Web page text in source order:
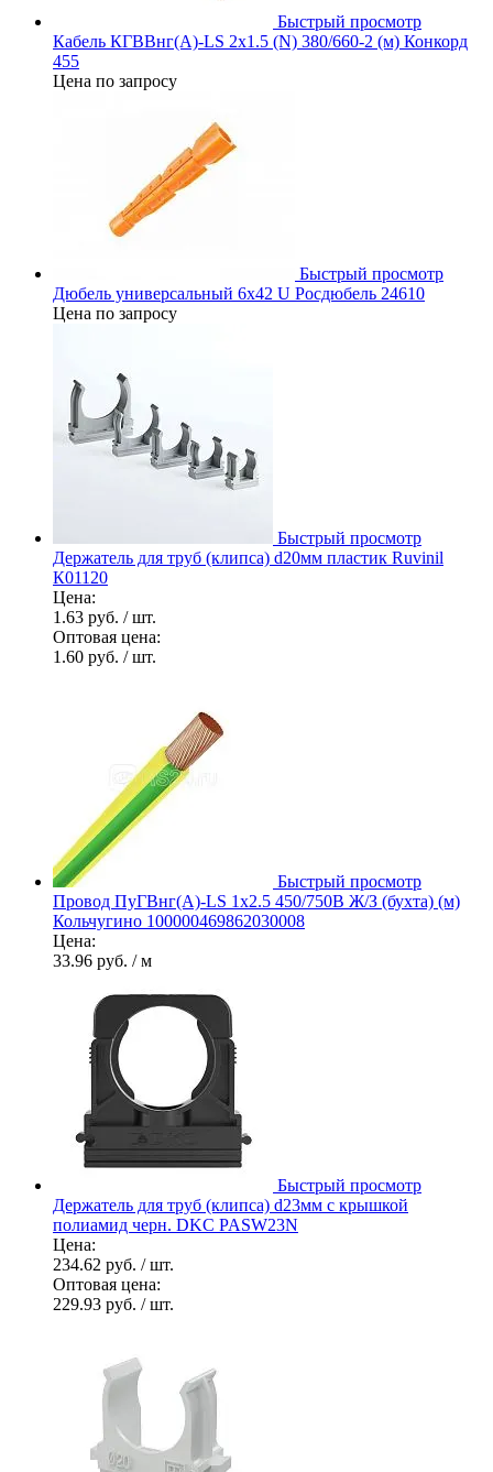
Быстрый просмотр
Кабель КГВВнг(А)-LS 2х1.5 (N) 380/660-2 (м) Конкорд
455
Цена по запросу
Быстрый просмотр
Дюбель универсальный 6х42 U Росдюбель 24610
Цена по запросу
Быстрый просмотр
Держатель для труб (клипса) d20мм пластик Ruvinil
К01120
Цена:
1.63 руб. / шт.
Оптовая цена:
1.60 руб. / шт.
Быстрый просмотр
Провод ПуГВнг(А)-LS 1х2.5 450/750В Ж/З (бухта) (м)
Кольчугино 100000469862030008
Цена:
33.96 руб. / м
Быстрый просмотр
Держатель для труб (клипса) d23мм с крышкой
полиамид черн. DKC PASW23N
Цена:
234.62 руб. / шт.
Оптовая цена:
229.93 руб. / шт.